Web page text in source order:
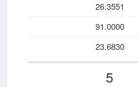
26.3551
91.0000
23.6830
5